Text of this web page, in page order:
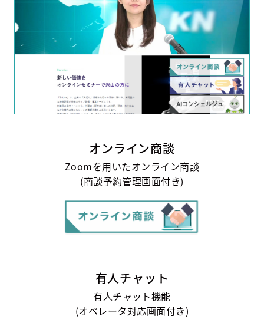
オンライン商談
Zoomを用いたオンライン商談
(商談予約管理画面付き)
有人チャット
有人チャット機能
(オペレータ対応画面付き)